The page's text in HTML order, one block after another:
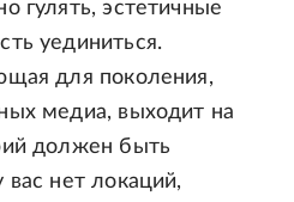
гулять, эстетичные
уединиться.
для поколения,
медиа, выходит на
должен быть
нет локаций,